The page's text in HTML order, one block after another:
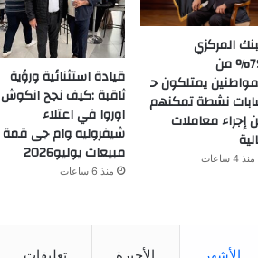
المركزي
:79% من
يمتلكون ح
نشطة تمكنهم
إجراء معاملات
منذ 4 ساعات
قيادة استثنائية ورؤية
ثاقبة :كيف نجح انكوش
اوروا في اعتلاء
شيفروليه وام جى قمة
مبيعات يوليو2026
منذ 6 ساعات